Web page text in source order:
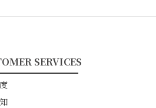
SERVICES